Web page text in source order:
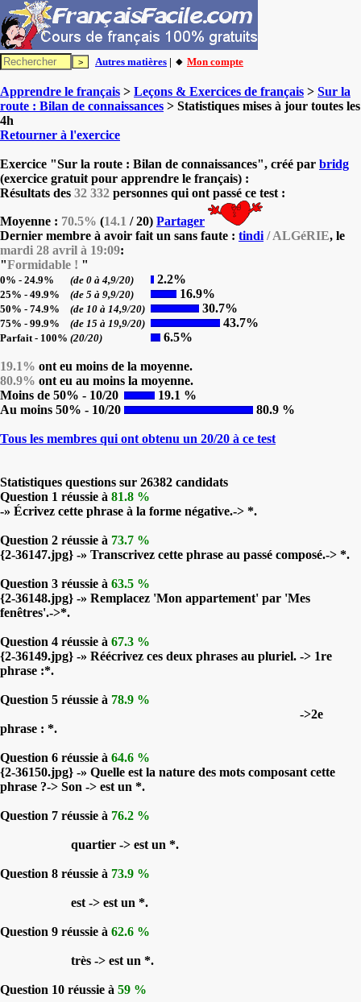
Autres matières | 🔸 Mon compte
Apprendre le français > Leçons & Exercices de français > Sur la
route : Bilan de connaissances > Statistiques mises à jour toutes les
4h
Retourner à l'exercice
Exercice "Sur la route : Bilan de connaissances", créé par bridg
(exercice gratuit pour apprendre le français) :
Résultats des 32 332 personnes qui ont passé ce test :
Moyenne : 70.5% (14.1 / 20) Partager
Dernier membre à avoir fait un sans faute : tindi / ALGéRIE, le
mardi 28 avril à 19:09:
"Formidable ! "
0% - 24.9% (de 0 à 4,9/20) 2.2%
25% - 49.9% (de 5 à 9,9/20) 16.9%
50% - 74.9% (de 10 à 14,9/20) 30.7%
75% - 99.9% (de 15 à 19,9/20) 43.7%
Parfait - 100% (20/20) 6.5%
19.1% ont eu moins de la moyenne.
80.9% ont eu au moins la moyenne.
Moins de 50% - 10/20
19.1 %
Au moins 50% - 10/20
80.9 %
Tous les membres qui ont obtenu un 20/20 à ce test
Statistiques questions sur 26382 candidats
Question 1 réussie à 81.8 %
-» Écrivez cette phrase à la forme négative.-> *.
Question 2 réussie à 73.7 %
{2-36147.jpg} -» Transcrivez cette phrase au passé composé.-> *.
Question 3 réussie à 63.5 %
{2-36148.jpg} -» Remplacez 'Mon appartement' par 'Mes
fenêtres'.->*.
Question 4 réussie à 67.3 %
{2-36149.jpg} -» Réécrivez ces deux phrases au pluriel. -> 1re
phrase :*.
Question 5 réussie à 78.9 %
->2e
phrase : *.
Question 6 réussie à 64.6 %
{2-36150.jpg} -» Quelle est la nature des mots composant cette
phrase ?-> Son -> est un *.
Question 7 réussie à 76.2 %
quartier -> est un *.
Question 8 réussie à 73.9 %
est -> est un *.
Question 9 réussie à 62.6 %
très -> est un *.
Question 10 réussie à 59 %